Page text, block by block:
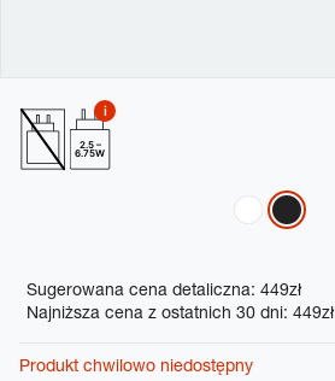
Promotions
Sugerowana cena detaliczna: 449zł
Najniższa cena z ostatnich 30 dni: 449zł
Produkt chwilowo niedostępny
2.5 –
6.75W